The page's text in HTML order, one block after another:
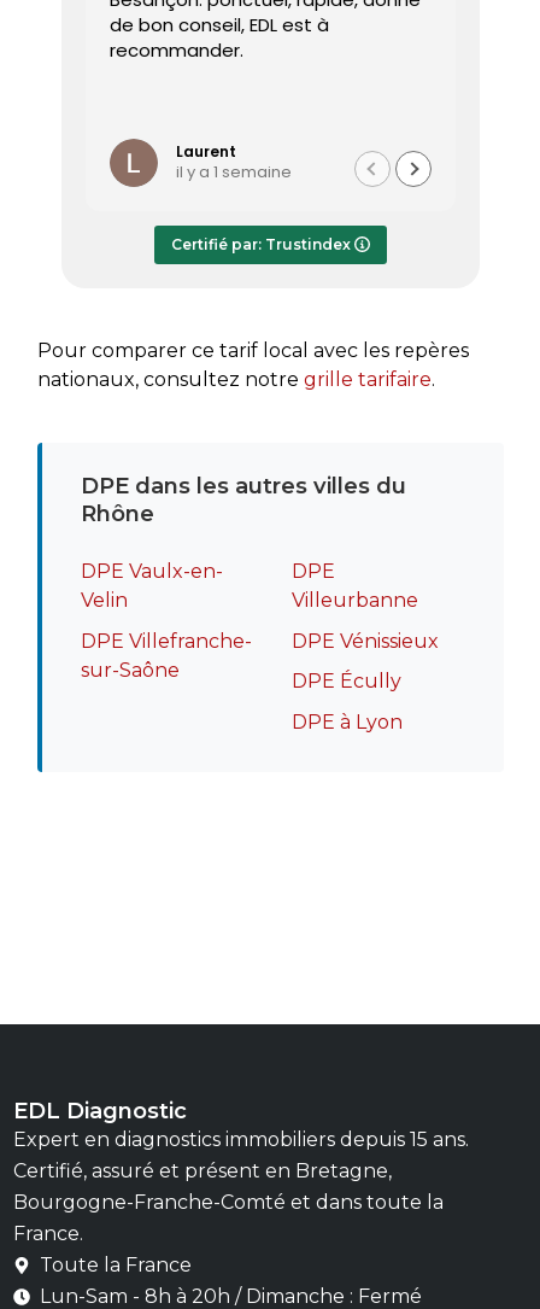
de bon conseil, EDL est à
recommander.
Laurent
il y a 1 semaine
Certifié par: Trustindex
Pour comparer ce tarif local avec les repères
nationaux, consultez notre grille tarifaire.
DPE dans les autres villes du
Rhône
DPE Vaulx-en-
Velin
DPE Villefranche-
sur-Saône
DPE
Villeurbanne
DPE Vénissieux
DPE Écully
DPE à Lyon
EDL Diagnostic
Expert en diagnostics immobiliers depuis 15 ans.
Certifié, assuré et présent en Bretagne,
Bourgogne-Franche-Comté et dans toute la
France.
Toute la France
Lun-Sam - 8h à 20h / Dimanche : Fermé